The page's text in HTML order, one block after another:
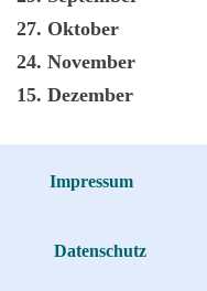
27. Oktober
24. November
15. Dezember
Impressum
Datenschutz